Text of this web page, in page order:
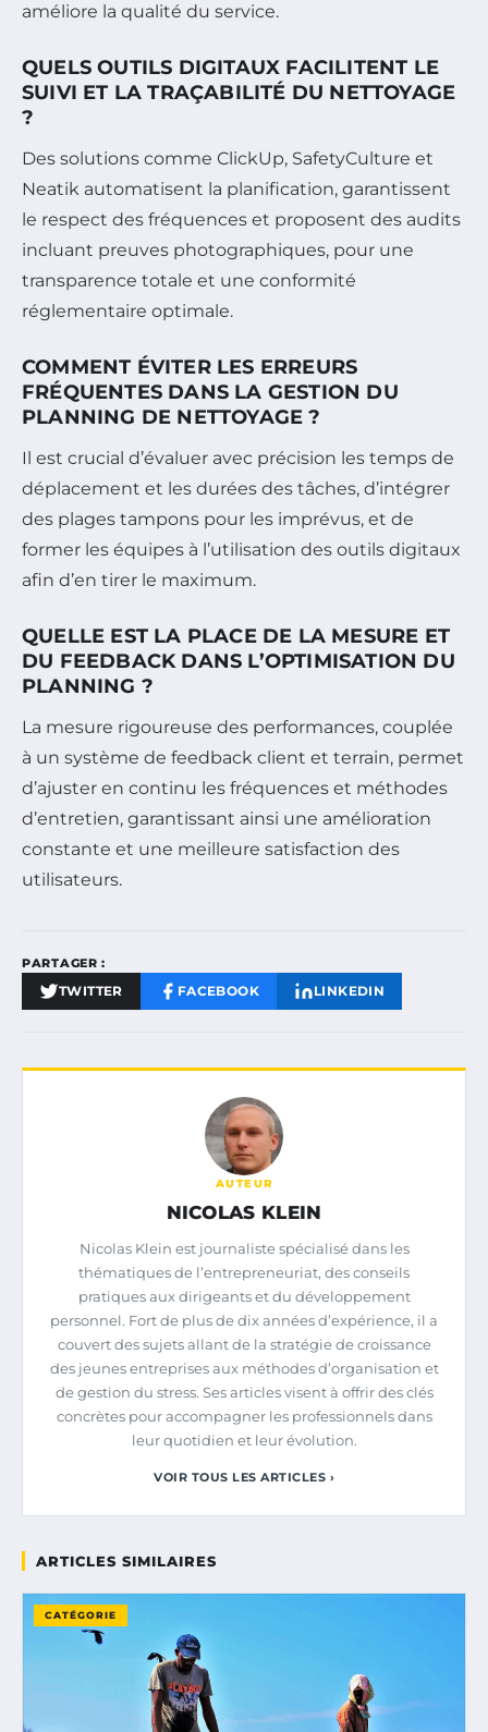
améliore la qualité du service.
QUELS OUTILS DIGITAUX FACILITENT LE
SUIVI ET LA TRAÇABILITÉ DU NETTOYAGE
?
Des solutions comme ClickUp, SafetyCulture et
Neatik automatisent la planification, garantissent
le respect des fréquences et proposent des audits
incluant preuves photographiques, pour une
transparence totale et une conformité
réglementaire optimale.
COMMENT ÉVITER LES ERREURS
FRÉQUENTES DANS LA GESTION DU
PLANNING DE NETTOYAGE ?
Il est crucial d’évaluer avec précision les temps de
déplacement et les durées des tâches, d’intégrer
des plages tampons pour les imprévus, et de
former les équipes à l’utilisation des outils digitaux
afin d’en tirer le maximum.
QUELLE EST LA PLACE DE LA MESURE ET
DU FEEDBACK DANS L’OPTIMISATION DU
PLANNING ?
La mesure rigoureuse des performances, couplée
à un système de feedback client et terrain, permet
d’ajuster en continu les fréquences et méthodes
d’entretien, garantissant ainsi une amélioration
constante et une meilleure satisfaction des
utilisateurs.
PARTAGER :
TWITTER FACEBOOK LINKEDIN
AUTEUR
NICOLAS KLEIN
Nicolas Klein est journaliste spécialisé dans les
thématiques de l’entrepreneuriat, des conseils
pratiques aux dirigeants et du développement
personnel. Fort de plus de dix années d’expérience, il a
couvert des sujets allant de la stratégie de croissance
des jeunes entreprises aux méthodes d’organisation et
de gestion du stress. Ses articles visent à offrir des clés
concrètes pour accompagner les professionnels dans
leur quotidien et leur évolution.
VOIR TOUS LES ARTICLES ›
ARTICLES SIMILAIRES
CATÉGORIE